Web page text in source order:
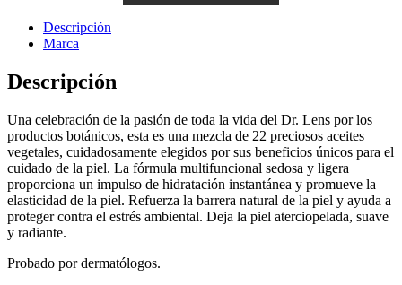
Descripción
Marca
Descripción
Una celebración de la pasión de toda la vida del Dr. Lens por los
productos botánicos, esta es una mezcla de 22 preciosos aceites
vegetales, cuidadosamente elegidos por sus beneficios únicos para el
cuidado de la piel. La fórmula multifuncional sedosa y ligera
proporciona un impulso de hidratación instantánea y promueve la
elasticidad de la piel. Refuerza la barrera natural de la piel y ayuda a
proteger contra el estrés ambiental. Deja la piel aterciopelada, suave
y radiante.
Probado por dermatólogos.